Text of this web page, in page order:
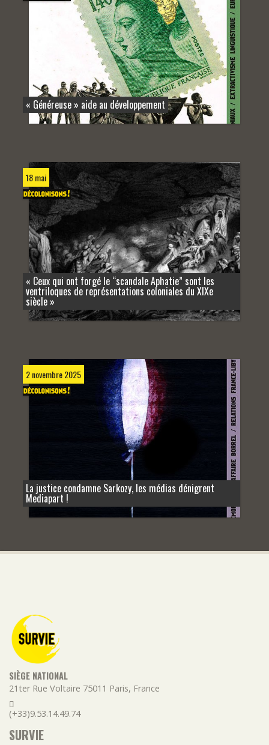
« Généreuse » aide au développement
18 mai
« Ceux qui ont forgé le “scandale Aphatie” sont les
ventriloques de représentations coloniales du XIXe
siècle »
2 novembre 2025
La justice condamne Sarkozy, les médias dénigrent
Mediapart !
SIÈGE NATIONAL
21ter Rue Voltaire 75011 Paris, France
(+33)9.53.14.49.74
SURVIE